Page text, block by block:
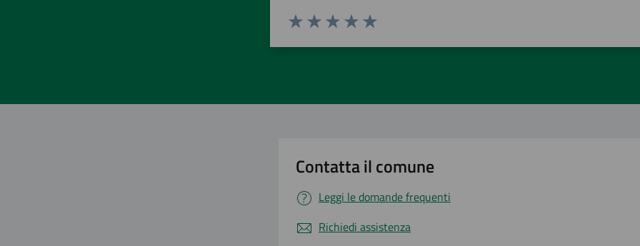
Contatta il comune
Leggi le domande frequenti
Richiedi assistenza